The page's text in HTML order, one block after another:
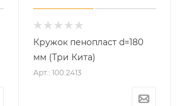
Кружок пенопласт d=180
мм (Три Кита)
Арт.: 100.2413